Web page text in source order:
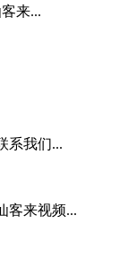
来...
系我们...
客来视频...